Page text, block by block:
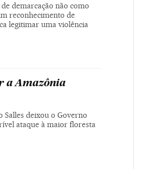
demarcação não como
reconhecimento de
legitimar uma violência
a Amazônia
deixou o Governo
ataque à maior floresta